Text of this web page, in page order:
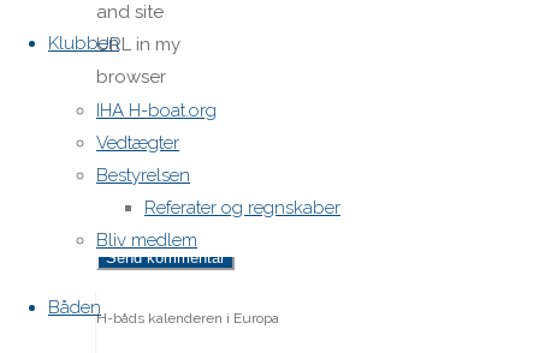
Klubben
IHA H-boat.org
Vedtægter
Bestyrelsen
Referater og regnskaber
Bliv medlem
Båden
and site
URL in my
browser
for next
time I
post a
comment.
H-båds kalenderen i Europa